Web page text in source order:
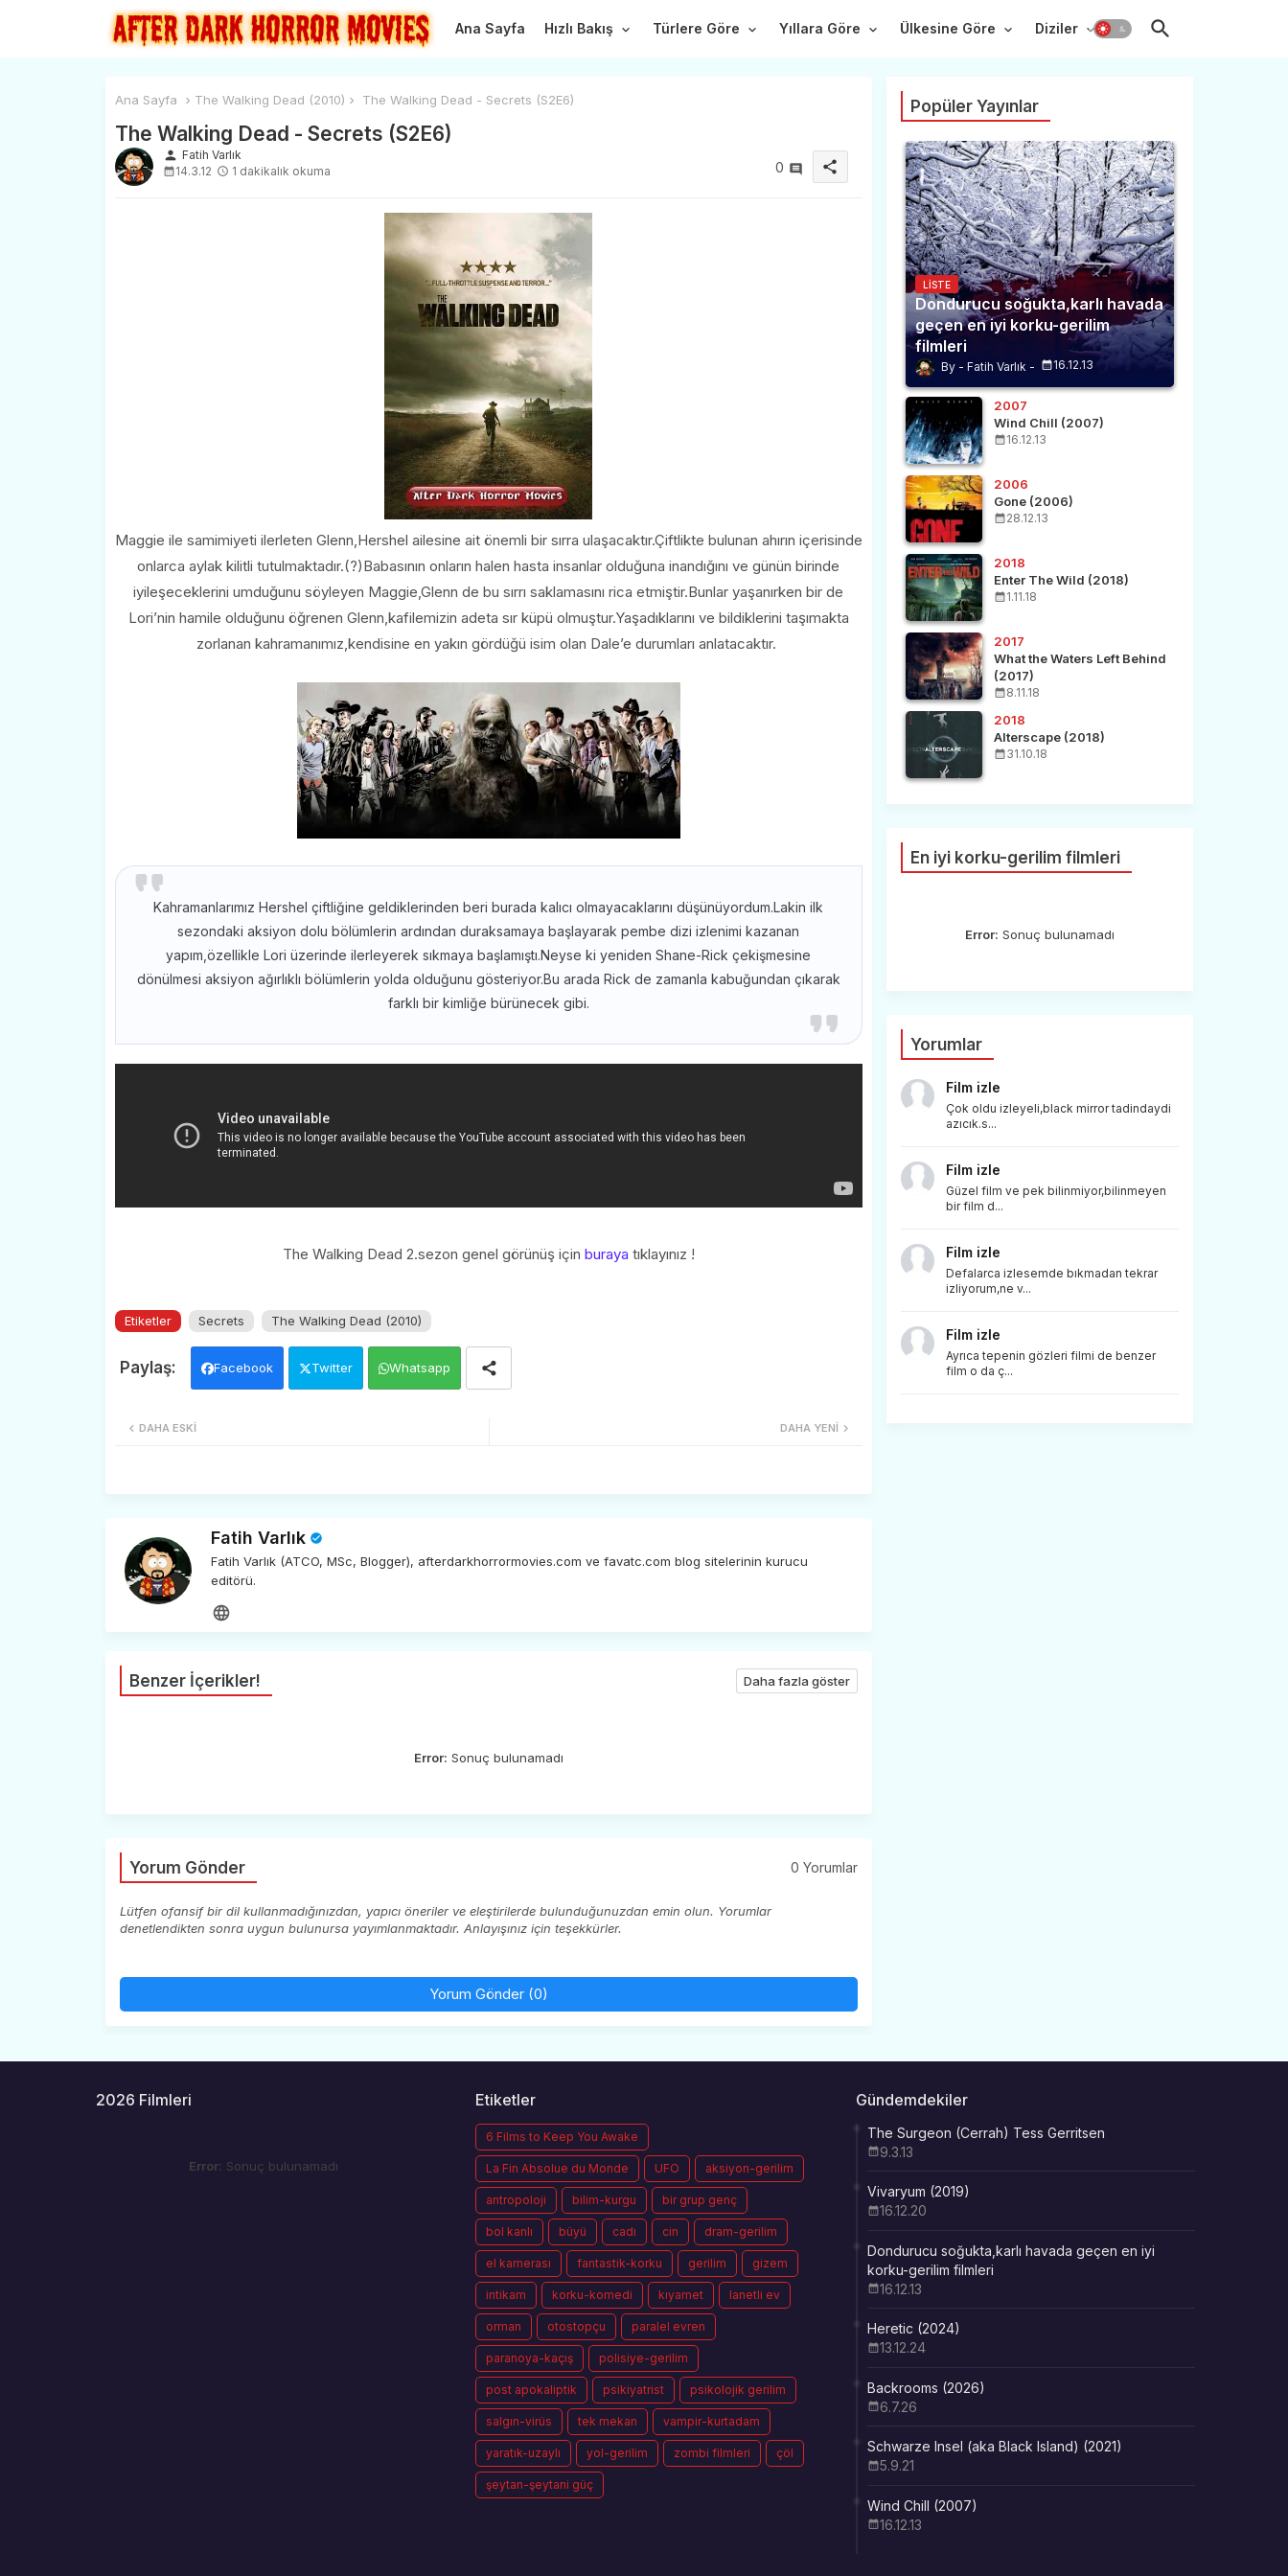
Ana Sayfa Hızlı Bakış Türlere Göre Yıllara Göre Ülkesine Göre Diziler
Ana Sayfa The Walking Dead (2010) The Walking Dead - Secrets (S2E6)
The Walking Dead - Secrets (S2E6)
person Fatih Varlık
14.3.12
1 dakikalık okuma 0 share
Maggie ile samimiyeti ilerleten Glenn,Hershel ailesine ait önemli bir sırra ulaşacaktır.Çiftlikte bulunan ahırın içerisinde
onlarca aylak kilitli tutulmaktadır.(?)Babasının onların halen hasta insanlar olduğuna inandığını ve günün birinde
iyileşeceklerini umduğunu söyleyen Maggie,Glenn de bu sırrı saklamasını rica etmiştir.Bunlar yaşanırken bir de
Lori’nin hamile olduğunu öğrenen Glenn,kafilemizin adeta sır küpü olmuştur.Yaşadıklarını ve bildiklerini taşımakta
zorlanan kahramanımız,kendisine en yakın gördüğü isim olan Dale’e durumları anlatacaktır.
Kahramanlarımız Hershel çiftliğine geldiklerinden beri burada kalıcı olmayacaklarını düşünüyordum.Lakin ilk
sezondaki aksiyon dolu bölümlerin ardından duraksamaya başlayarak pembe dizi izlenimi kazanan
yapım,özellikle Lori üzerinde ilerleyerek sıkmaya başlamıştı.Neyse ki yeniden Shane-Rick çekişmesine
dönülmesi aksiyon ağırlıklı bölümlerin yolda olduğunu gösteriyor.Bu arada Rick de zamanla kabuğundan çıkarak
farklı bir kimliğe bürünecek gibi.
The Walking Dead 2.sezon genel görünüş için buraya tıklayınız !
Etiketler Secrets The Walking Dead (2010)
Facebook Twitter Whatsapp
DAHA YENI
DAHA ESKI
Fatih Varlık
Fatih Varlık (ATCO, MSc, Blogger), afterdarkhorrormovies.com ve favatc.com blog sitelerinin kurucu
editörü.
Benzer İçerikler! Daha fazla göster
Error: Sonuç bulunamadı
Yorum Gönder 0 Yorumlar
Lütfen ofansif bir dil kullanmadığınızdan, yapıcı öneriler ve eleştirilerde bulunduğunuzdan emin olun. Yorumlar
denetlendikten sonra uygun bulunursa yayımlanmaktadır. Anlayışınız için teşekkürler.
Yorum Gönder (0)
Popüler Yayınlar
LISTE
Dondurucu soğukta,karlı havada
geçen en iyi korku-gerilim
filmleri
Fatih Varlık 16.12.13
2007
Wind Chill (2007)
16.12.13
2006
Gone (2006)
28.12.13
2018
Enter The Wild (2018)
1.11.18
2017
What the Waters Left Behind
(2017)
8.11.18
2018
Alterscape (2018)
31.10.18
En iyi korku-gerilim filmleri
Error: Sonuç bulunamadı
Yorumlar
Film izle
Çok oldu izleyeli,black mirror tadindaydi
azıcık.s...
Film izle
Güzel film ve pek bilinmiyor,bilinmeyen
bir film d...
Film izle
Defalarca izlesemde bıkmadan tekrar
izliyorum,ne v...
Film izle
Ayrıca tepenin gözleri filmi de benzer
film o da ç...
2026 Filmleri
Error: Sonuç bulunamadı
Etiketler
6 Films to Keep You Awake
La Fin Absolue du Monde UFO aksiyon-gerilim
antropoloji bilim-kurgu bir grup genç
bol kanlı büyü cadı cin dram-gerilim
el kamerası fantastik-korku gerilim gizem
intikam korku-komedi kıyamet lanetli ev
orman otostopçu paralel evren
paranoya-kaçış polisiye-gerilim
post apokaliptik psikiyatrist psikolojik gerilim
salgın-virüs tek mekan vampir-kurtadam
yaratık-uzaylı yol-gerilim zombi filmleri çöl
şeytan-şeytani güç
Gündemdekiler
The Surgeon (Cerrah) Tess Gerritsen
9.3.13
Vivaryum (2019)
16.12.20
Dondurucu soğukta,karlı havada geçen en iyi
korku-gerilim filmleri
16.12.13
Heretic (2024)
13.12.24
Backrooms (2026)
6.7.26
Schwarze Insel (aka Black Island) (2021)
5.9.21
Wind Chill (2007)
16.12.13